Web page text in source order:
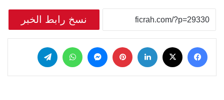
نسخ رابط الخبر
فيسبوك لينكدإن بينتيريست
ماسنجر واتساب